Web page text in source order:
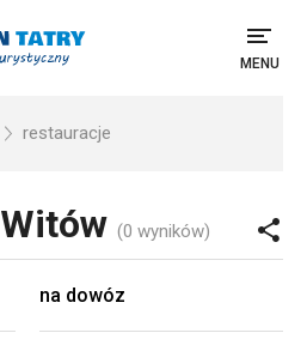
MENU
restauracje
Witów (0 wyników)
na dowóz